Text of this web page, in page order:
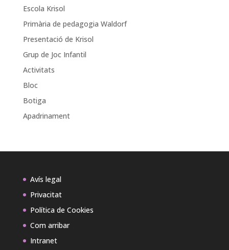
Escola Krisol
Primària de pedagogia Waldorf
Presentació de Krisol
Grup de Joc Infantil
Activitats
Bloc
Botiga
Apadrinament
Avís legal
Privacitat
Política de Cookies
Com arribar
Intranet